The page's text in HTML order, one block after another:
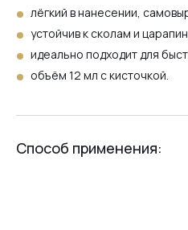
Flash Gold
Top Holographic
лёгкий в нанесении,
устойчив к сколам и
идеально подходит для
объём 12 мл с кисточкой.
Способ применения: